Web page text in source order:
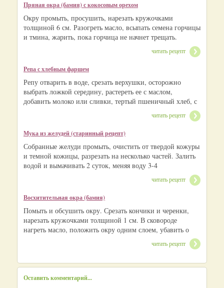
Пряная окра (бамия) с кокосовым орехом
Окру промыть, просушить, нарезать кружочками
толщиной 6 см. Разогреть масло, всыпать семена горчицы
и тмина, жарить, пока горчица не начнет трещать.
читать рецепт
Репа с хлебным фаршем
Репу отварить в воде, срезать верхушки, осторожно
выбрать ложкой середину, растереть ее с маслом,
добавить молоко или сливки, тертый пшеничный хлеб, с
читать рецепт
Мука из желудей (старинный рецепт)
Собранные желуди промыть, очистить от твердой кожуры
и темной кожицы, разрезать на несколько частей. Залить
водой и вымачивать 2 суток, меняя воду 3-4
читать рецепт
Восхитительная окра (бамия)
Помыть и обсушить окру. Срезать кончики и черенки,
нарезать кружочками толщиной 1 см. В сковороде
нагреть масло, положить окру одним слоем, убавить о
читать рецепт
Оставить комментарий...